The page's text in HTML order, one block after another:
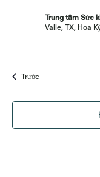
Trung tâm Sức
Valle, TX, Hoa
TrướcCác sự kiện